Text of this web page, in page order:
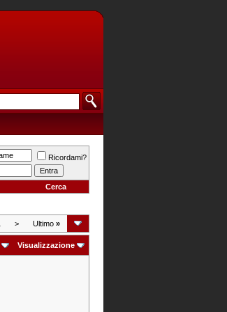
Ricordami?
Cerca
> Ultimo »
Visualizzazione